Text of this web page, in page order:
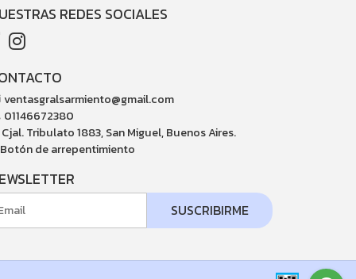
REDES SOCIALES
ventasgralsarmiento@gmail.com
01146672380
Cjal. Tribulato 1883, San Miguel, Buenos Aires.
Botón de arrepentimiento
SUSCRIBIRME